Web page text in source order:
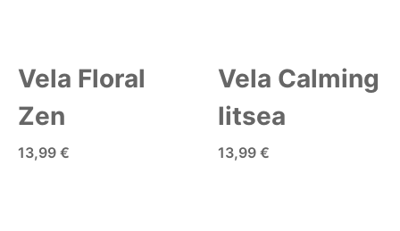
Vela Floral
Zen
13,99 €
Vela Calming
litsea
13,99 €